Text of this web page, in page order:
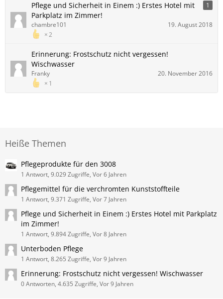
Pflege und Sicherheit in Einem :) Erstes Hotel mit
Parkplatz im Zimmer!
1
2
chambre101 19. August 2018
Erinnerung: Frostschutz nicht vergessen!
Wischwasser
1
Franky 20. November 2016
Heiße Themen
Pflegeprodukte für den 3008
1 Antwort, 9.029 Zugriffe, Vor 6 Jahren
Pflegemittel für die verchromten Kunststoffteile
1 Antwort, 9.371 Zugriffe, Vor 7 Jahren
Pflege und Sicherheit in Einem :) Erstes Hotel mit Parkplatz
im Zimmer!
1 Antwort, 9.894 Zugriffe, Vor 8 Jahren
Unterboden Pflege
1 Antwort, 8.265 Zugriffe, Vor 9 Jahren
Erinnerung: Frostschutz nicht vergessen! Wischwasser
0 Antworten, 4.635 Zugriffe, Vor 9 Jahren